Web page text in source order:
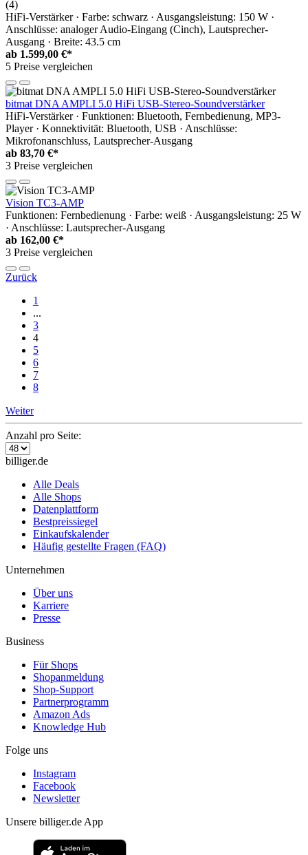
(4)
HiFi-Verstärker · Farbe: schwarz · Ausgangsleistung: 150 W ·
Anschlüsse: analoger Audio-Eingang (Cinch), Lautsprecher-
Ausgang · Breite: 43.5 cm
ab 1.599,00 €*
5 Preise vergleichen
bitmat DNA AMPLI 5.0 HiFi USB-Stereo-Soundverstärker
HiFi-Verstärker · Funktionen: Bluetooth, Fernbedienung, MP3-
Player · Konnektivität: Bluetooth, USB · Anschlüsse:
Mikrofonanschluss, Lautsprecher-Ausgang
ab 83,70 €*
3 Preise vergleichen
Vision TC3-AMP
Funktionen: Fernbedienung · Farbe: weiß · Ausgangsleistung: 25 W
· Anschlüsse: Lautsprecher-Ausgang
ab 162,00 €*
3 Preise vergleichen
Zurück
1
...
3
4
5
6
7
8
Weiter
Anzahl pro Seite:
billiger.de
Alle Deals
Alle Shops
Datenplattform
Bestpreissiegel
Einkaufskalender
Häufig gestellte Fragen (FAQ)
Unternehmen
Über uns
Karriere
Presse
Business
Für Shops
Shopanmeldung
Shop-Support
Partnerprogramm
Amazon Ads
Knowledge Hub
Folge uns
Instagram
Facebook
Newsletter
Unsere billiger.de App